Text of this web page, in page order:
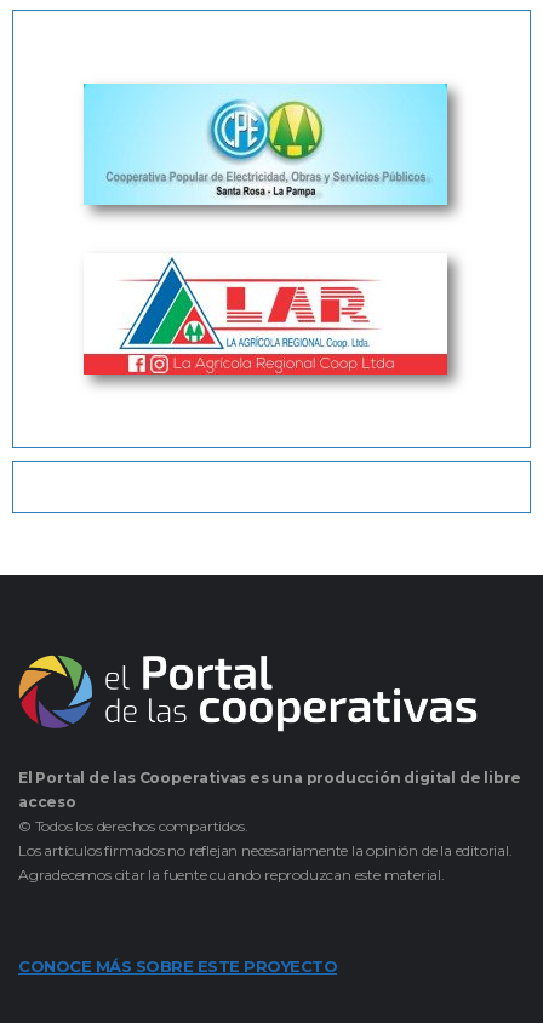
El Portal de las Cooperativas es una producción digital de libre
acceso
© Todos los derechos compartidos.
Los artículos firmados no reflejan necesariamente la opinión de la editorial.
Agradecemos citar la fuente cuando reproduzcan este material.
CONOCE MÁS SOBRE ESTE PROYECTO